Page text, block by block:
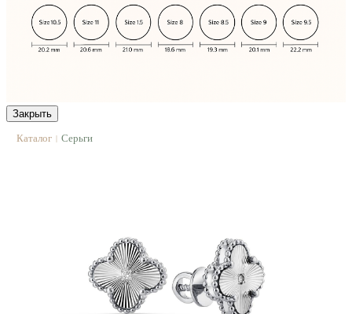
Закрыть
Каталог | Серьги